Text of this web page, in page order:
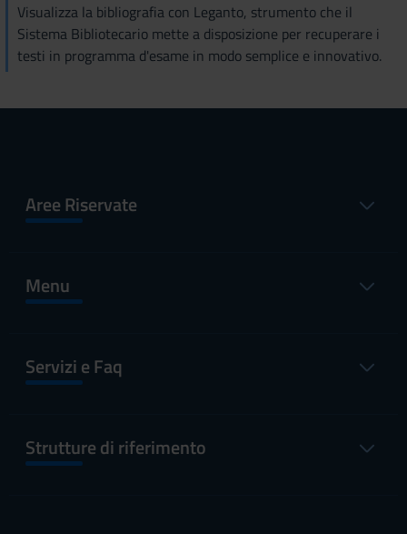
Visualizza la bibliografia con Leganto, strumento che il
Sistema Bibliotecario mette a disposizione per recuperare i
testi in programma d'esame in modo semplice e innovativo.
Aree Riservate
Menu
Servizi e Faq
Strutture di riferimento